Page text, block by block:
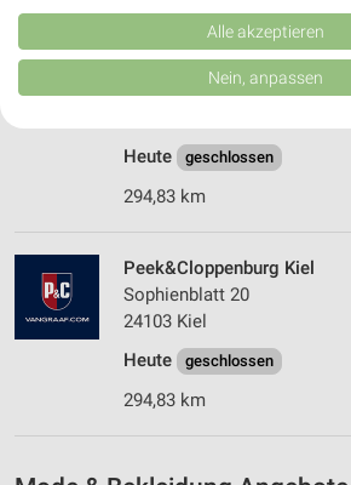
Apollo Kiel
Sophienblatt 20
Heute
geschlossen
294,83 km
Peek&Cloppenburg Kiel
Sophienblatt 20
24103 Kiel
Heute
geschlossen
294,83 km
Kombinationen von Daten aus verschiedenen
Verbesserung der Angebote. Verwendung
von Inhalten.
Daten können außerhalb der Europäischen Union
Website/App.
Partnerliste anzeigen (1 IAB-Anbieter)
Wir nutzen Ihre Daten für folgende Zwecke:
Speichern von oder Zugriff auf
auf einem Endgerät
Verwendung reduzierter Daten zur
Werbeanzeigen
Erstellung von Profilen für personalisierte
Verwendung von Profilen zur Auswahl
Alle akzeptieren
Nein, anpassen